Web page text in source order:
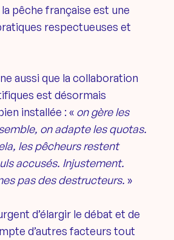
pêche française est une
respectueuses et
aussi que la collaboration
est désormais
installée : « on gère les
on adapte les quotas.
les pêcheurs restent
accusés. Injustement.
pas des destructeurs. »
d’élargir le débat et de
d’autres facteurs tout